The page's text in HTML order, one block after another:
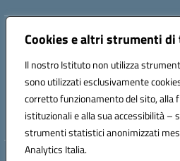
Cookies e altri strumenti di
Il nostro Istituto non utilizza
sono utilizzati esclusivamente
corretto funzionamento del sito, alla
istituzionali e alla sua accessibilità –
strumenti statistici anonimizzati
Analytics Italia.
Indirizzo:Corso Fornari, 1 - 70056
Posta elettronica certificata (PEC):
Codice fiscale: 93249230728
Codice meccanografico: BARH04000D